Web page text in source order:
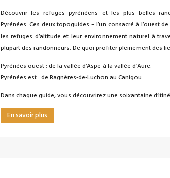
Découvrir les refuges pyrénéens et les plus belles
Pyrénées. Ces deux topoguides – l’un consacré à l’ouest
les refuges d’altitude et leur environnement naturel à
plupart des randonneurs. De quoi profiter pleinement des
Pyrénées ouest : de la vallée d’Aspe à la vallée d’Aure.
Pyrénées est : de Bagnères-de-Luchon au Canigou.
Dans chaque guide, vous découvrirez une soixantaine
En savoir plus